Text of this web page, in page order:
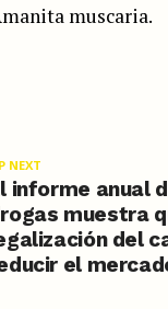
muscaria.
NEXT
informe anual
muestra
del
el